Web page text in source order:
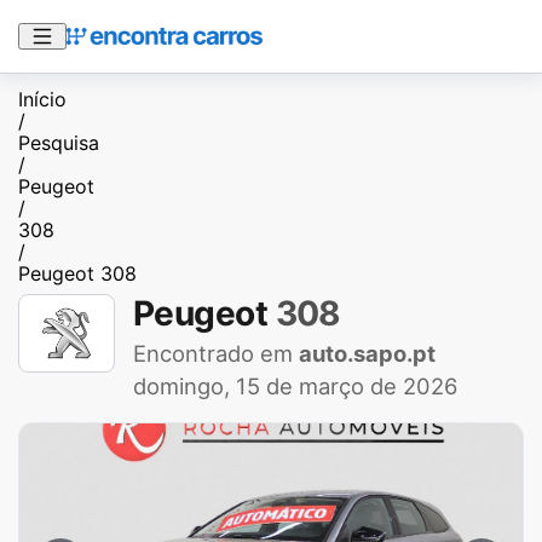
Início
/
Pesquisa
/
Peugeot
/
308
/
Peugeot 308
Peugeot 308
Encontrado em auto.sapo.pt
domingo, 15 de março de 2026